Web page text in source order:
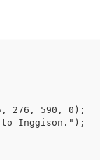
590, 0);
Inggison.");